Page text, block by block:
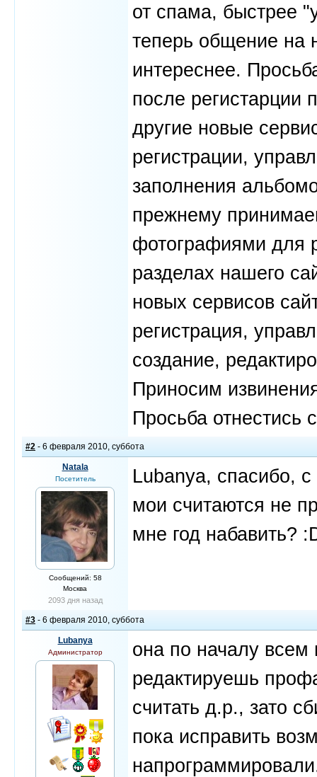
от спама, быстрее
теперь общение на
интереснее.
после регистарции
другие новые
регистрации,
заполнения
прежнему
фотографиями для
разделах нашего
новых сервисов
регистрация,
создание,
Приносим
Просьба
#2 - 6 февраля 2010, суббота
Natala
Посетитель
Сообщений: 58
Москва
2093 дня назад
Lubanya, спасибо, с
мои считаются не
мне год набавить?
#3 - 6 февраля 2010, суббота
Lubanya
Администратор
она по началу всем
редактируешь
считать д.р., зато
пока исправить